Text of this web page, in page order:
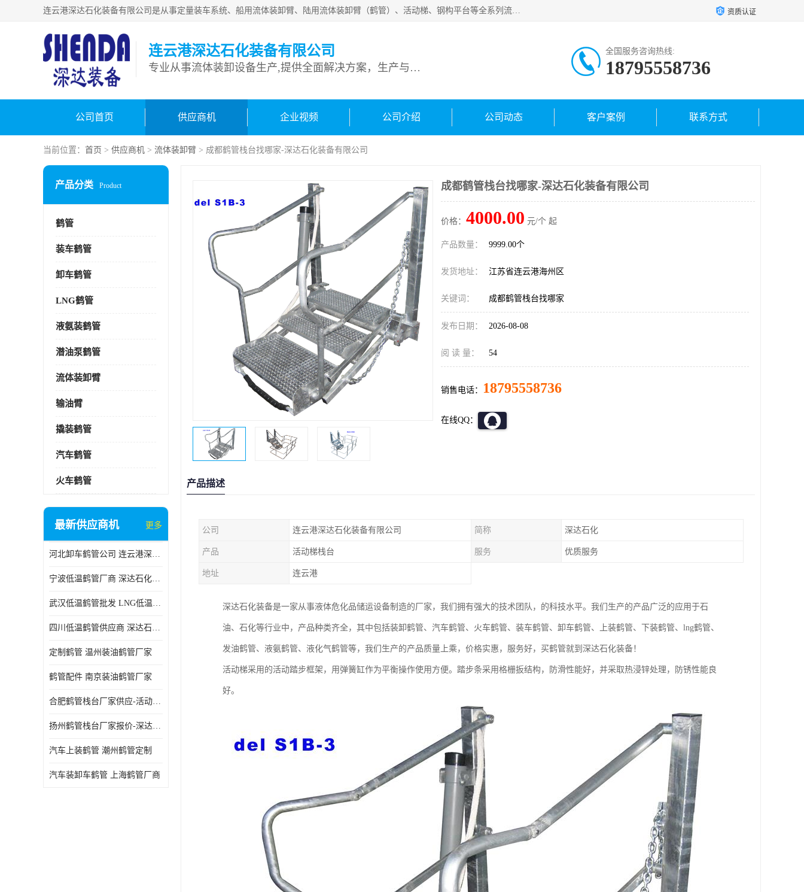
连云港深达石化装备有限公司是从事定量装车系统、船用流体装卸臂、陆用流体装卸臂（鹤管）、活动梯、钢构平台等全系列流体装卸设备的设计、制造、销售以及服务的专业供应商。公司始终以客户为中心，密切跟踪国内外油气储运及装卸设备先进技术的发展，以先进的技术、优质的产品、一流的服务，满足客户需求。 资质认证
连云港深达石化装备有限公司
专业从事流体装卸设备生产,提供全面解决方案，生产与定制服务
全国服务咨询热线:
18795558736
公司首页 供应商机 企业视频 公司介绍 公司动态 客户案例 联系方式
当前位置： 首页 > 供应商机 > 流体装卸臂 > 成都鹤管栈台找哪家-深达石化装备有限公司
产品分类 Product
鹤管
装车鹤管
卸车鹤管
LNG鹤管
液氨装鹤管
潜油泵鹤管
流体装卸臂
输油臂
撬装鹤管
汽车鹤管
火车鹤管
最新供应商机 更多
河北卸车鹤管公司 连云港深达石化装备有限公司
宁波低温鹤管厂商 深达石化装备有限公司
武汉低温鹤管批发 LNG低温鹤管生产商
四川低温鹤管供应商 深达石化装备
定制鹤管 温州装油鹤管厂家
鹤管配件 南京装油鹤管厂家
合肥鹤管栈台厂家供应-活动梯栈台厂商
扬州鹤管栈台厂家报价-深达石化装备有限公司
汽车上装鹤管 潮州鹤管定制
汽车装卸车鹤管 上海鹤管厂商
成都鹤管栈台找哪家-深达石化装备有限公司
价格： 4000.00 元/个 起
产品数量： 9999.00个
发货地址： 江苏省连云港海州区
关键词： 成都鹤管栈台找哪家
发布日期： 2026-08-08
阅 读 量： 54
销售电话： 18795558736
在线QQ：
产品描述
公司 连云港深达石化装备有限公司 简称 深达石化
产品 活动梯栈台 服务 优质服务
地址 连云港
深达石化装备是一家从事液体危化品储运设备制造的厂家，我们拥有强大的技术团队，的科技水平。我们生产的产品广泛的应用于石
油、石化等行业中，产品种类齐全，其中包括装卸鹤管、汽车鹤管、火车鹤管、装车鹤管、卸车鹤管、上装鹤管、下装鹤管、lng鹤管、
发油鹤管、液氨鹤管、液化气鹤管等，我们生产的产品质量上乘，价格实惠，服务好，买鹤管就到深达石化装备！
活动梯采用的活动踏步框架，用弹簧缸作为平衡操作使用方便。踏步条采用格栅扳结构，防滑性能好，并采取热浸锌处理，防锈性能良
好。